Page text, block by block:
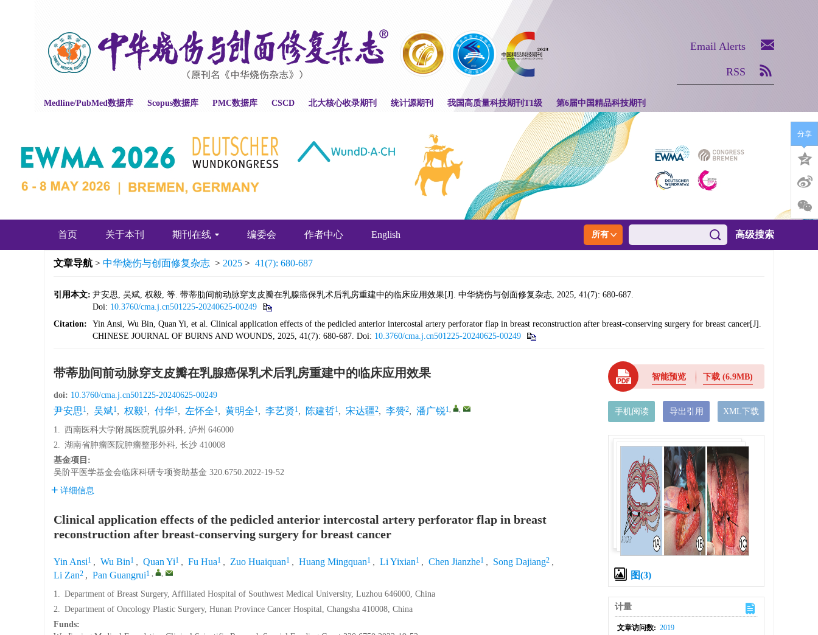
Medline/PubMed数据库 Scopus数据库 PMC数据库 CSCD 北大核心收录期刊 统计源期刊 我国高质量科技期刊T1级 第6届中国精品科技期刊
Email Alerts
RSS
首页 关于本刊 期刊在线 编委会 作者中心 English 高级搜索
文章导航 > 中华烧伤与创面修复杂志 > 2025 > 41(7): 680-687
引用本文: 尹安思, 吴斌, 权毅, 等. 带蒂肋间前动脉穿支皮瓣在乳腺癌保乳术后乳房重建中的临床应用效果[J]. 中华烧伤与创面修复杂志, 2025, 41(7): 680-687.
Doi: 10.3760/cma.j.cn501225-20240625-00249
Citation:
Yin Ansi, Wu Bin, Quan Yi, et al. Clinical application effects of the pedicled anterior intercostal artery perforator flap in breast reconstruction after breast-conserving surgery for breast cancer[J].
CHINESE JOURNAL OF BURNS AND WOUNDS, 2025, 41(7): 680-687. Doi: 10.3760/cma.j.cn501225-20240625-00249
带蒂肋间前动脉穿支皮瓣在乳腺癌保乳术后乳房重建中的临床应用效果
doi: 10.3760/cma.j.cn501225-20240625-00249
尹安思1, 吴斌1, 权毅1, 付华1, 左怀全1, 黄明全1, 李艺贤1, 陈建哲1, 宋达疆2, 李赞2, 潘广锐1, ,
1. 西南医科大学附属医院乳腺外科, 泸州 646000
2. 湖南省肿瘤医院肿瘤整形外科, 长沙 410008
基金项目:
吴阶平医学基金会临床科研专项资助基金 320.6750.2022-19-52
详细信息
Clinical application effects of the pedicled anterior intercostal artery perforator flap in breast
reconstruction after breast-conserving surgery for breast cancer
Yin Ansi1 , Wu Bin1 , Quan Yi1 , Fu Hua1 , Zuo Huaiquan1 , Huang Mingquan1 , Li Yixian1 , Chen Jianzhe1 , Song Dajiang2 ,
Li Zan2 , Pan Guangrui1 , ,
1. Department of Breast Surgery, Affiliated Hospital of Southwest Medical University, Luzhou 646000, China
2. Department of Oncology Plastic Surgery, Hunan Province Cancer Hospital, Changsha 410008, China
Funds:
智能预览 下载(6.9MB)
手机阅读 导出引用 XML下载
图(3)
计量
文章访问数: 2019
分享